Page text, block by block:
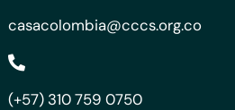
casacolombia@cccs.org.co
(+57) 310 759 0750